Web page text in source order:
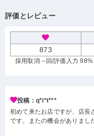
評価とレビュー
873
採用取消 --回/評価入力 98%
投稿：q*i*t***
初めて来たお店ですが、店長
です。またの機会がありまし